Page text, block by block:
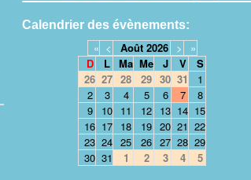
Calendrier des évènements:
« < Août 2026 >
»
D
L Ma Me J V
S
26 27 28 29 30 31
1
2
3 4 5 6 7
8
9
10 11 12 13 14 15
16 17 18 19 20 21 22
23 24 25 26 27 28 29
30 31 1 2 3 4 5